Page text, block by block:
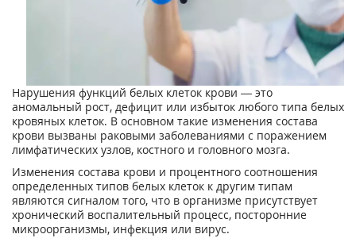
Нарушения функций белых клеток крови — это
аномальный рост, дефицит или избыток любого типа белых
кровяных клеток. В основном такие изменения состава
крови вызваны раковыми заболеваниями с поражением
лимфатических узлов, костного и головного мозга.
Изменения состава крови и процентного соотношения
определенных типов белых клеток к другим типам
являются сигналом того, что в организме присутствует
хронический воспалительный процесс, посторонние
микроорганизмы, инфекция или вирус.